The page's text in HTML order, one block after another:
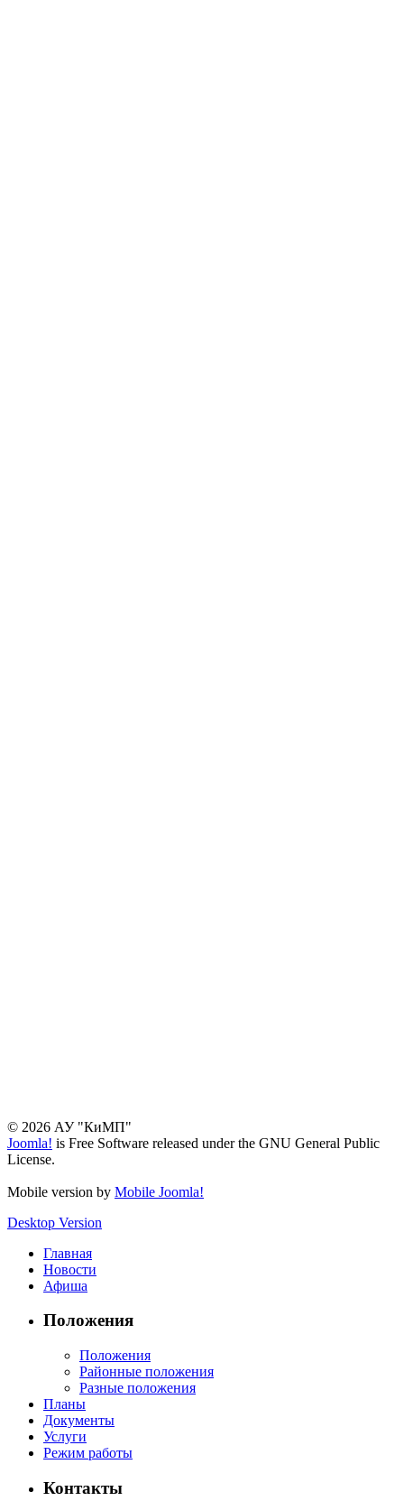
© 2026 АУ "КиМП"
Joomla! is Free Software released under the GNU General Public
License.
Mobile version by Mobile Joomla!
Desktop Version
Главная
Новости
Афиша
Положения
Положения
Районные положения
Разные положения
Планы
Документы
Услуги
Режим работы
Контакты